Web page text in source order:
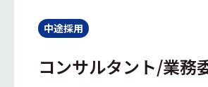
中途採用
コンサルタント/業務